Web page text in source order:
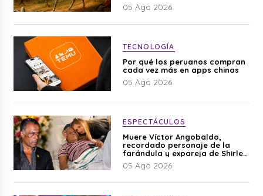
05 Ago 2026
TECNOLOGÍA
Por qué los peruanos compran
cada vez más en apps chinas
05 Ago 2026
ESPECTÁCULOS
Muere Víctor Angobaldo,
recordado personaje de la
farándula y expareja de Shirley
Cherres
05 Ago 2026